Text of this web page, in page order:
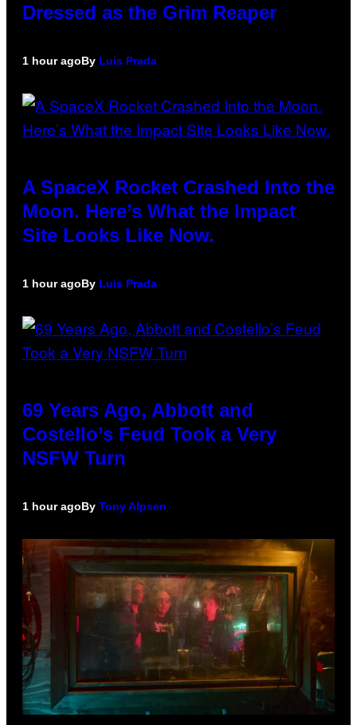
Dressed as the Grim Reaper
1 hour agoBy Luis Prada
A SpaceX Rocket Crashed Into the
Moon. Here’s What the Impact
Site Looks Like Now.
1 hour agoBy Luis Prada
69 Years Ago, Abbott and
Costello’s Feud Took a Very
NSFW Turn
1 hour agoBy Tony Alpsen